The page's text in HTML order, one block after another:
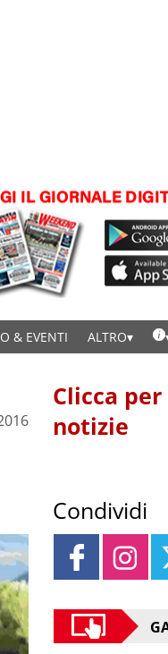
& EVENTI ALTRO
Clicca
notizie
Condividi